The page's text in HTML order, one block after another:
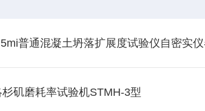
普通混凝土坍落扩展度试验仪自密实
杉矶磨耗率试验机STMH-3型